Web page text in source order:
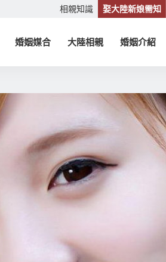
相親知識 娶大陸新娘需知
婚姻媒合 大陸相親 婚姻介紹